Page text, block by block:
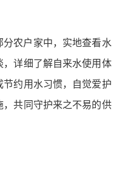
农户家中，实地查看水
详细了解自来水使用体
约用水习惯，自觉爱护
共同守护来之不易的供